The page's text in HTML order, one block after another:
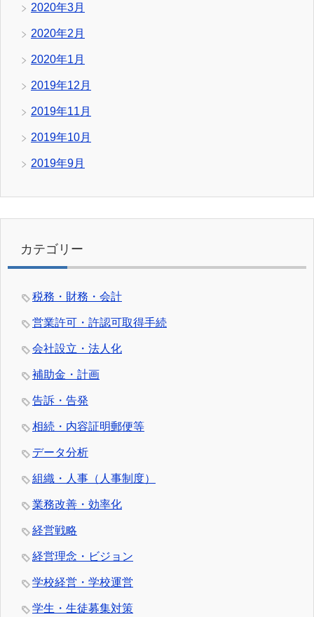
2020年3月
2020年2月
2020年1月
2019年12月
2019年11月
2019年10月
2019年9月
カテゴリー
税務・財務・会計
営業許可・許認可取得手続
会社設立・法人化
補助金・計画
告訴・告発
相続・内容証明郵便等
データ分析
組織・人事（人事制度）
業務改善・効率化
経営戦略
経営理念・ビジョン
学校経営・学校運営
学生・生徒募集対策